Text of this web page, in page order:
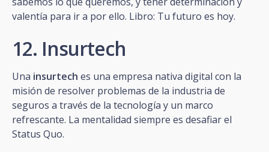
valentía para ir a por ello. Libro: Tu futuro es hoy.
12. Insurtech
Una insurtech es una empresa nativa digital con la
misión de resolver problemas de la industria de
seguros a través de la tecnología y un marco
refrescante. La mentalidad siempre es desafiar el
Status Quo.